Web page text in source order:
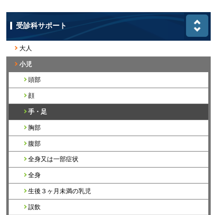
受診科サポート
大人
小児
頭部
顔
手・足
胸部
腹部
全身又は一部症状
全身
生後３ヶ月未満の乳児
誤飲